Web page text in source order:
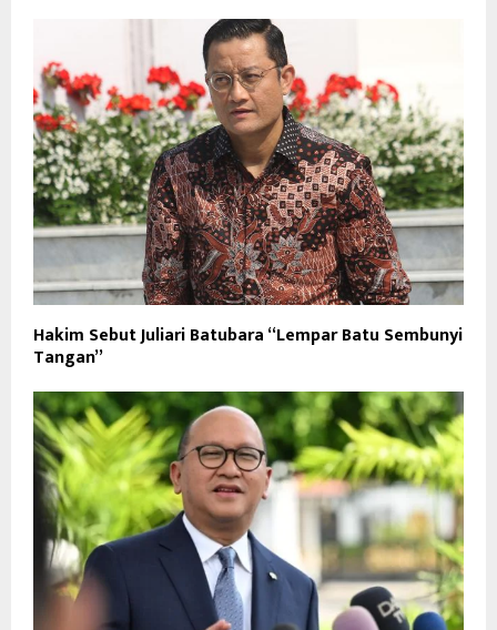
Hakim Sebut Juliari Batubara “Lempar Batu Sembunyi
Tangan”